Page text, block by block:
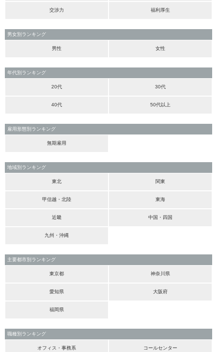
交渉力 福利厚生
男女別ランキング
男性 女性
年代別ランキング
20代 30代
40代 50代以上
雇用形態別ランキング
無期雇用
地域別ランキング
東北 関東
甲信越・北陸 東海
近畿 中国・四国
九州・沖縄
主要都市別ランキング
東京都 神奈川県
愛知県 大阪府
福岡県
職種別ランキング
オフィス・事務系 コールセンター